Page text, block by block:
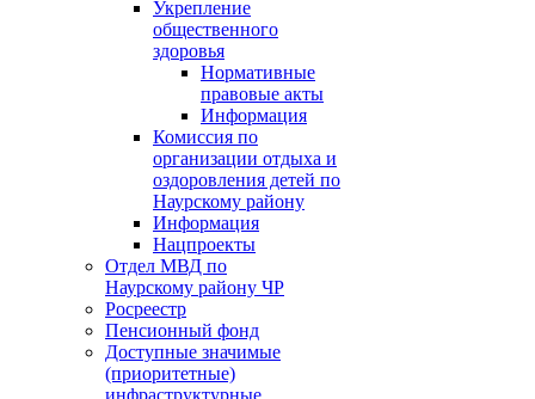
Укрепление
общественного
здоровья
Нормативные
правовые акты
Информация
Комиссия по
организации отдыха и
оздоровления детей по
Наурскому району
Информация
Нацпроекты
Отдел МВД по
Наурскому району ЧР
Росреестр
Пенсионный фонд
Доступные значимые
(приоритетные)
инфраструктурные